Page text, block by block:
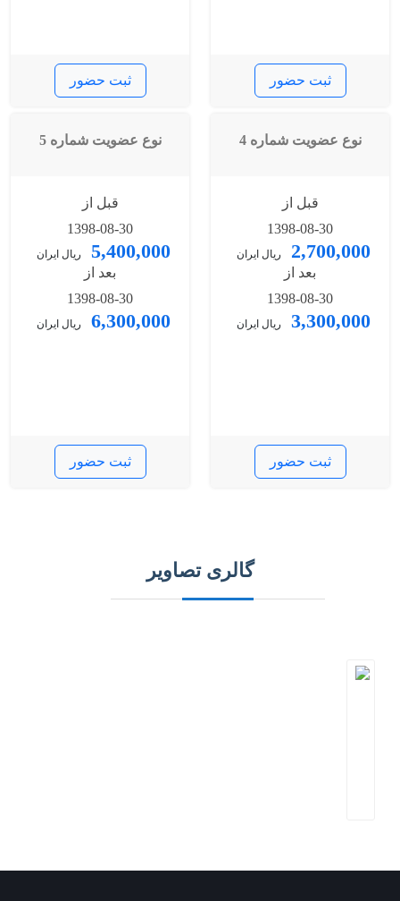
ثبت حضور ثبت حضور
نوع عضویت شماره 4
قبل از
1398-08-30
2,700,000 ریال ایران
بعد از
1398-08-30
3,300,000 ریال ایران
ثبت حضور
نوع عضویت شماره 5
قبل از
1398-08-30
5,400,000 ریال ایران
بعد از
1398-08-30
6,300,000 ریال ایران
ثبت حضور
گالری تصاویر